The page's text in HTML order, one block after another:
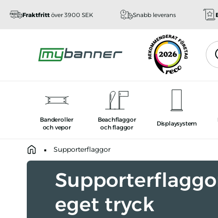
Sök
Banderoller
och vepor
Beachflaggor
och flaggor
Displaysystem
Fraktfritt över 3900 SEK Snabb leverans
HomepageSupporterflaggor
eget tryck